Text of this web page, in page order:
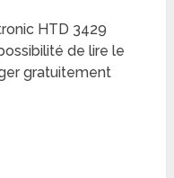
HTD 3429
de lire le
gratuitement